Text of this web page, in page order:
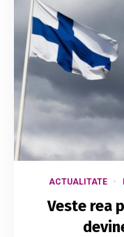
ACTUALITATE
Veste rea